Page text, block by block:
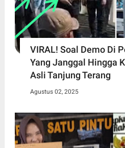
VIRAL! Soal Demo Di
Yang Janggal Hingga
Asli Tanjung Terang
Agustus 02, 2025